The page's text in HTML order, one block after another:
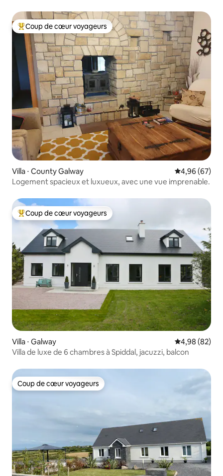
Coups de cœur voyageurs les plus appréciés
Coup de cœur voyageurs
Villa ⋅ County Galway Évaluation
4,96 (67)
Logement spacieux et luxueux, avec une vue imprenable.
Coups de cœur voyageurs les plus appréciés
Coup de cœur voyageurs
Villa ⋅ Galway Évaluation
4,98 (82)
Villa de luxe de 6 chambres à Spiddal, jacuzzi, balcon
Coup de cœur voyageurs
Coup de cœur voyageurs